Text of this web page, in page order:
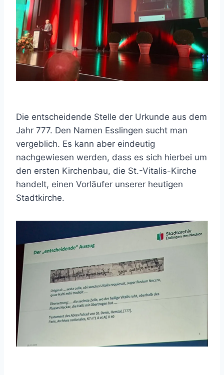
Die entscheidende Stelle der Urkunde aus dem
Jahr 777. Den Namen Esslingen sucht man
vergeblich. Es kann aber eindeutig
nachgewiesen werden, dass es sich hierbei um
den ersten Kirchenbau, die St.-Vitalis-Kirche
handelt, einen Vorläufer unserer heutigen
Stadtkirche.